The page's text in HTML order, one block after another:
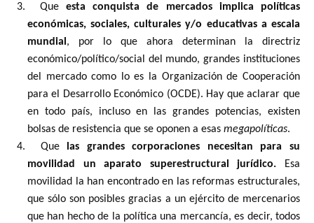
3.
Que esta conquista de mercados implica políticas
económicas, sociales, culturales y/o educativas a escala
mundial , por lo que ahora determinan la directriz
económico/político/social del mundo, grandes instituciones
del mercado como lo es la Organización de Cooperación
para el Desarrollo Económico (OCDE). Hay que aclarar que
en todo país, incluso en las grandes potencias, existen
bolsas de resistencia que se oponen a esas megapolíticas.
4.
Que
las grandes corporaciones necesitan para su
movilidad un aparato superestructural jurídico. Esa
movilidad la han encontrado en las reformas estructurales,
que sólo son posibles gracias a un ejército de mercenarios
que han hecho de la política una mercancía, es decir, todos